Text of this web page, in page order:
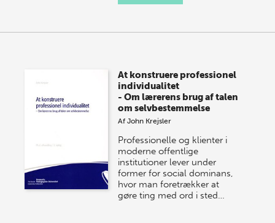
At konstruere professionel
individualitet
- Om lærerens brug af talen
om selvbestemmelse
AfJohn Krejsler
Professionelle og klienter i
moderne offentlige
institutioner lever under
former for social dominans,
hvor man foretrækker at
gøre ting med ord i sted…